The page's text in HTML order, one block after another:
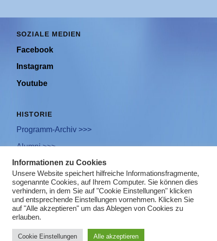
SOZIALE MEDIEN
Facebook
Instagram
Youtube
HISTORIE
Programm-Archiv >>>
Alumni >>>
Newsletter Anmeldung
Impressum
Datenschutz
Informationen zu Cookies
Unsere Website speichert hilfreiche Informationsfragmente,
sogenannte Cookies, auf Ihrem Computer. Sie können dies
verhindern, in dem Sie auf "Cookie Einstellungen" klicken
und entsprechende Einstellungen vornehmen. Klicken Sie
auf "Alle akzeptieren" um das Ablegen von Cookies zu
erlauben.
Cookie Einstellungen Alle akzeptieren